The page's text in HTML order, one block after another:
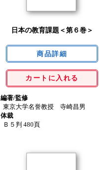
日本の教育課題＜第６巻＞
カートに入れる
編著/監修
東京大学名誉教授 寺崎昌男
体裁
Ｂ５判 480頁